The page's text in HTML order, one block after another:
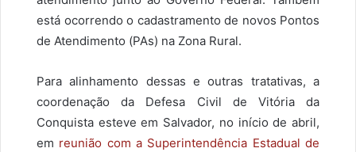
está ocorrendo o cadastramento de novos Pontos
de Atendimento (PAs) na Zona Rural.
Para alinhamento dessas e outras tratativas, a
coordenação da Defesa Civil de Vitória da
Conquista esteve em Salvador, no início de abril,
em reunião com a Superintendência Estadual de